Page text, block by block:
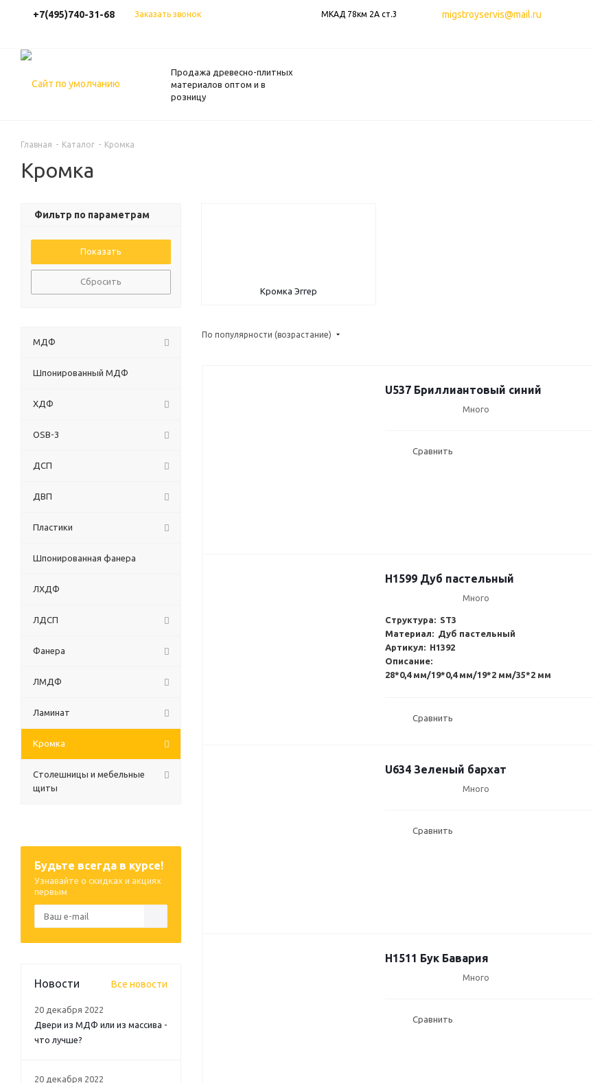
+7(495)740-31-68 Заказать звонок МКАД 78км 2А ст.3 migstroyservis@mail.ru
Продажа древесно-плитных
материалов оптом и в
розницу
Главная - Каталог - Кромка
Кромка
Кромка Эггер
По популярности (возрастание)
U537 Бриллиантовый синий
Много
Сравнить
H1599 Дуб пастельный
Много
Структура: ST3
Материал: Дуб пастельный
Артикул: H1392
Описание:
28*0,4 мм/19*0,4 мм/19*2 мм/35*2 мм
Сравнить
U634 Зеленый бархат
Много
Сравнить
H1511 Бук Бавария
Много
Сравнить
Фильтр по параметрам
Сбросить
МДФ
Шпонированный МДФ
ХДФ
OSB-3
ДСП
ДВП
Пластики
Шпонированная фанера
ЛХДФ
ЛДСП
Фанера
ЛМДФ
Ламинат
Кромка
Столешницы и мебельные
щиты
Будьте всегда в курсе!
Узнавайте о скидках и акциях
первым
Новости Все новости
20 декабря 2022
Двери из МДФ или из массива -
что лучше?
20 декабря 2022